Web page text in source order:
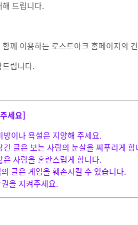
드립니다.
께 이용하는 로스트아크 홈페이지의
립니다.
세요]
이나 욕설은 지양해 주세요.
글은 보는 사람의 눈살을 찌푸리게 합
사람을 혼란스럽게 합니다.
글은 게임을 훼손시킬 수 있습니다.
을 지켜주세요.